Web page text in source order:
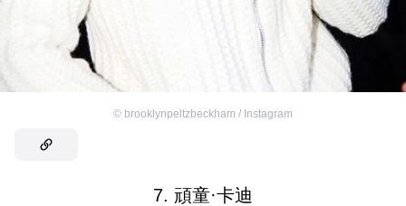
© brooklynpeltzbeckham / Instagram
7. 頑童·卡迪